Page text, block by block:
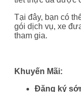
Tại đây, bạn có
gói dịch vụ, xe
tham gia.
Khuyến Mãi:
Đăng ký